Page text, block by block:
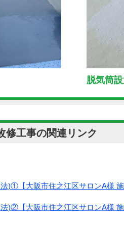
脱気筒
工事の関連リンク
)①【大阪市住之江区サロンA様
)②【大阪市住之江区サロンA様